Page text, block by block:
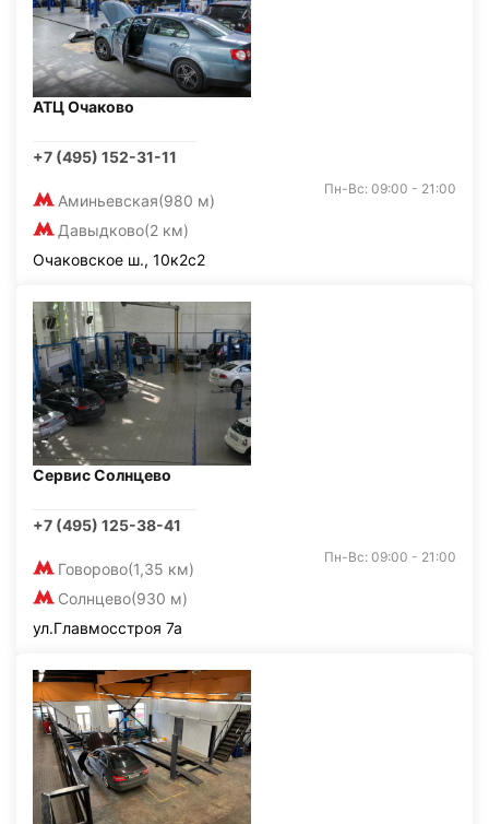
АТЦ Очаково
+7 (495) 152-31-11
Аминьевская(980 м)
Давыдково(2 км)
Пн-Вс: 09:00 - 21:00
Очаковское ш., 10к2с2
Сервис Солнцево
+7 (495) 125-38-41
Говорово(1,35 км)
Солнцево(930 м)
Пн-Вс: 09:00 - 21:00
ул.Главмосстроя 7а